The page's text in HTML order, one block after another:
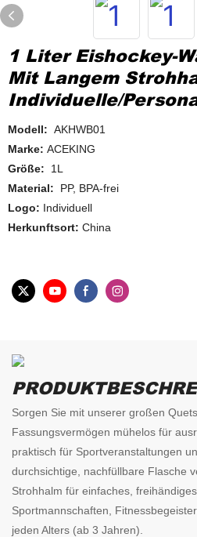
1 Liter Eishockey-
Mit Langem
Individuelle/
Modell: AKHWB01
Marke: ACEKING
Größe:
1L
Material:
PP, BPA-frei
Logo: Individuell
Herkunftsort: China
Sorgen Sie mit unserer großen
Fassungsvermögen mühelos für
praktisch für Sportveranstaltungen
durchsichtige, nachfüllbare Flasche
Strohhalm für einfaches,
Sportmannschaften,
jeden Alters (ab 3 Jahren).